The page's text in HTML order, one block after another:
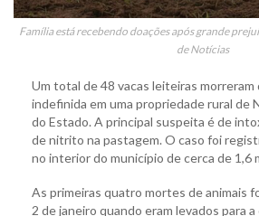
Família está recebendo doações após grande
de Notícias
Um total de 48 vacas leiteiras morreram
indefinida em uma propriedade rural de
do Estado. A principal suspeita é de
de nitrito na pastagem. O caso foi
no interior do município de cerca de 1,6
As primeiras quatro mortes de animais
2 de janeiro quando eram levados para